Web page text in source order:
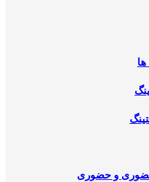
حضوری و حضوری